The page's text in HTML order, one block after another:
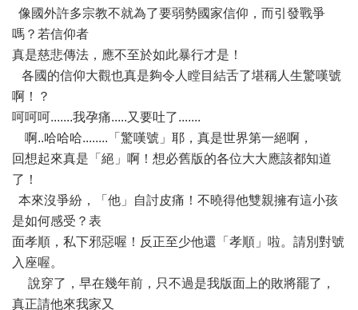
像國外許多宗教不就為了要弱勢國家信仰，而引發戰爭
嗎？若信仰者
真是慈悲傳法，應不至於如此暴行才是！
各國的信仰大觀也真是夠令人瞠目結舌了堪稱人生驚嘆號
啊！？
呵呵呵.......我孕痛.....又要吐了.......
啊..哈哈哈........「驚嘆號」耶，真是世界第一絕啊，
回想起來真是「絕」啊！想必舊版的各位大大應該都知道
了！
本來沒爭紛，「他」自討皮痛！不曉得他雙親擁有這小孩
是如何感受？表
面孝順，私下邪惡喔！反正至少他還「孝順」啦。請別對號
入座喔。
說穿了，早在幾年前，只不過是我版面上的敗將罷了，
真正請他來我家又